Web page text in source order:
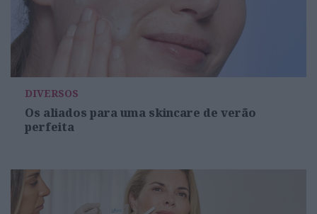
DIVERSOS
Os aliados para uma skincare de verão
perfeita